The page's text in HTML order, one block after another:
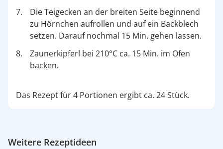
Die Teigecken an der breiten Seite beginnend
zu Hörnchen aufrollen und auf ein Backblech
setzen. Darauf nochmal 15 Min. gehen lassen.
Zaunerkipferl bei 210°C ca. 15 Min. im Ofen
backen.
Das Rezept für 4 Portionen ergibt ca. 24 Stück.
Weitere Rezeptideen